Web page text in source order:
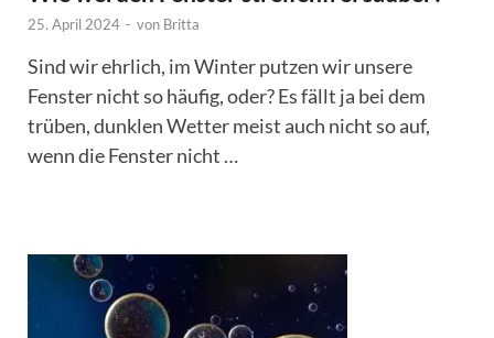
25. April 2024 - von Britta
Sind wir ehrlich, im Winter putzen wir unsere
Fenster nicht so häufig, oder? Es fällt ja bei dem
trüben, dunklen Wetter meist auch nicht so auf,
wenn die Fenster nicht …